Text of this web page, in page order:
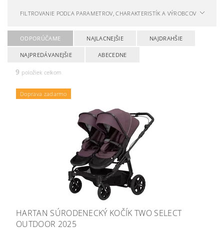
FILTROVANIE PODĽA PARAMETROV, CHARAKTERISTÍK A VÝROBCOV
ODPORÚČAME NAJLACNEJŠIE NAJDRAHŠIE
NAJPREDÁVANEJŠIE ABECEDNE
9 položiek celkom
Doprava zadarmo
HARTAN SÚRODENECKÝ KOČÍK TWO SELECT
OUTDOOR 2025